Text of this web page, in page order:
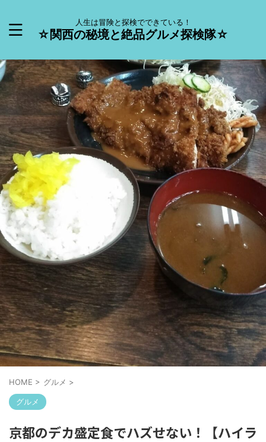
人生は冒険と探検でできている！
☆関西の秘境と絶品グルメ探検隊☆
HOME > グルメ >
グルメ
京都のデカ盛定食でハズせない！【ハイラ